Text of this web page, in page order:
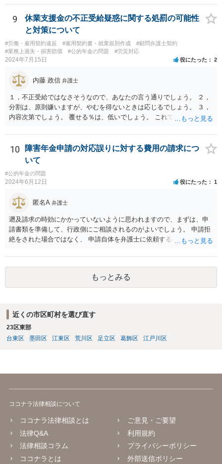
9
休業支援金の不正受給疑惑に関する処罰の可能性
と対策について
#労働・雇用契約違反 #雇用契約書・就業規則作成
#顧問弁護士契約
#業務上過失・損害賠償
#公的年金の問題 #労災対応
2024年7月15日 役にたった 2
内藤 政信 弁護士
１，不正受給ではなさそうなので、あなたの言う通りでしょう。 ２，
分割は、原則嫌いますが、やむを得ないときは応じるでしょう。 ３，
内容次第でしょう。 覆せる％は、低いでしょう。 これで終わります。
10
障害年金申請の対応誤りに対する費用の請求につ
いて
#公的年金の問題
2024年6月12日 役にたった 1
匿名A 弁護士
遡及請求の時効にかかっていないように思われますので、まずは、申
請書類を準備して、行政側にご相談されるのがよいでしょう。 申請拒
絶をされた場合ではなく、 申請自体を弁護士に依頼するのは費用対効
もっとみる
近くの市区町村を選び直す
23区東部
台東区
墨田区 江東区 荒川区 足立区 葛飾区 江戸川区
ココナラ法律相談について
ココナラ法律相談とは
法律Q&A
法律相談コラム
ココナラとは
ご意見・ご要望
利用規約
プライバシーポリシー
外部送信ポリシー